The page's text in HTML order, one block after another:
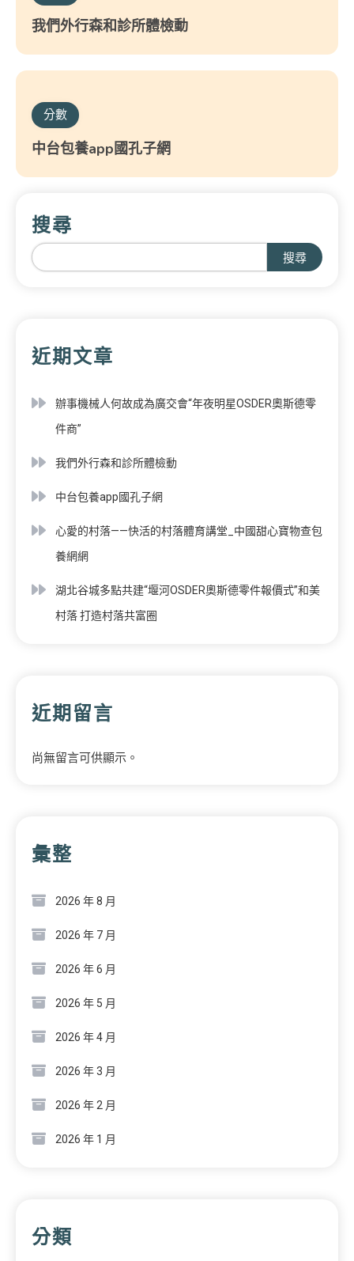
我們外行森和診所體檢動
分數
中台包養app國孔子網
搜尋
搜尋
近期文章
辦事機械人何故成為廣交會“年夜明星OSDER奧斯德零
件商”
我們外行森和診所體檢動
中台包養app國孔子網
心愛的村落——快活的村落體育講堂_中國甜心寶物查包
養網網
湖北谷城多點共建“堰河OSDER奧斯德零件報價式”和美
村落 打造村落共富圈
近期留言
尚無留言可供顯示。
彙整
2026 年 8 月
2026 年 7 月
2026 年 6 月
2026 年 5 月
2026 年 4 月
2026 年 3 月
2026 年 2 月
2026 年 1 月
分類